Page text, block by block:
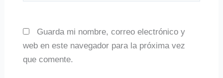
Guarda mi nombre, correo electrónico y
web en este navegador para la próxima vez
que comente.